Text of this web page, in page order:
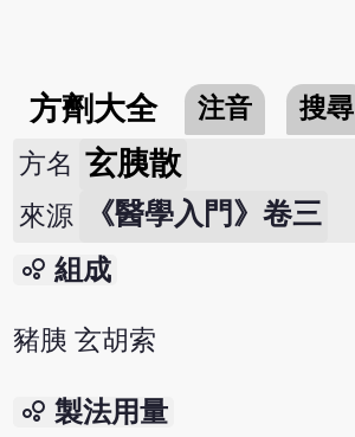
方劑大全 注音 搜尋
方名 玄胰散
來源 《醫學入門》卷三
bubble_chart 組成
豬胰 玄胡索
bubble_chart 製法用量